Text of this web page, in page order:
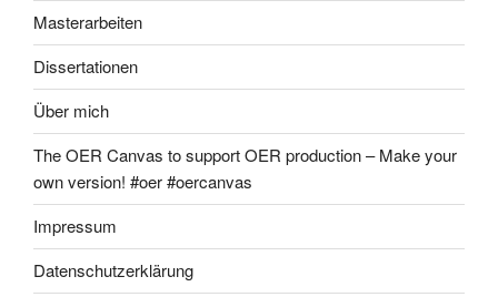
Masterarbeiten
Dissertationen
Über mich
The OER Canvas to support OER production – Make your
own version! #oer #oercanvas
Impressum
Datenschutzerklärung